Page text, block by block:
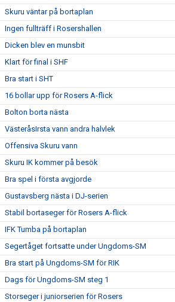
Skuru väntar på bortaplan
Ingen fullträff i Rosershallen
Dicken blev en munsbit
Klart för final i SHF
Bra start i SHT
16 bollar upp för Rosers A-flick
Bolton borta nästa
VästeråsIrsta vann andra halvlek
Offensiva Skuru vann
Skuru IK kommer på besök
Bra spel i första avgjorde
Gustavsberg nästa i DJ-serien
Stabil bortaseger för Rosers A-flick
IFK Tumba på bortaplan
Segertåget fortsatte under Ungdoms-SM
Bra start på Ungdoms-SM för RIK
Dags för Ungdoms-SM steg 1
Storseger i juniorserien för Rosers